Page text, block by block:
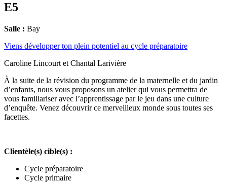
E5
Salle : Bay
Viens développer ton plein potentiel au cycle préparatoire
Caroline Lincourt et Chantal Larivière
À la suite de la révision du programme de la maternelle et du jardin
d’enfants, nous vous proposons un atelier qui vous permettra de
vous familiariser avec l’apprentissage par le jeu dans une culture
d’enquête. Venez découvrir ce merveilleux monde sous toutes ses
facettes.
Clientèle(s) cible(s) :
Cycle préparatoire
Cycle primaire